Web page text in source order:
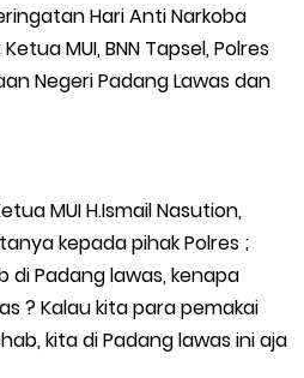
ke PT Arara Abadi.
Disiapkan Kibarkan Merah
HKI Rampungkan
Anai dan Malalak
Pramuka Meranti Ikuti
Hari Anti Narkoba
MUI, BNN Tapsel, Polres
Negeri Padang Lawas dan
MUI H.Ismail Nasution,
kepada pihak Polres ;
di Padang lawas, kenapa
? Kalau kita para pemakai
kita di Padang lawas ini aja